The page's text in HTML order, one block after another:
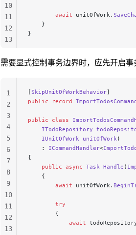
        await
unitOfWork.
    }
}
10
11
12
13
15
需要显式控制事务边界时，应先开启事
[SkipUnitOfWorkBehavior]
public record
public class
    ITodoRepository
    IUnitOfWork
unitOfWork)
    :
ICommandHandler<
{
    public
async Task Handle (
    {
        await
unitOfWork.
        try
        {
            await
1
2
3
4
5
6
7
8
9
10
11
12
13